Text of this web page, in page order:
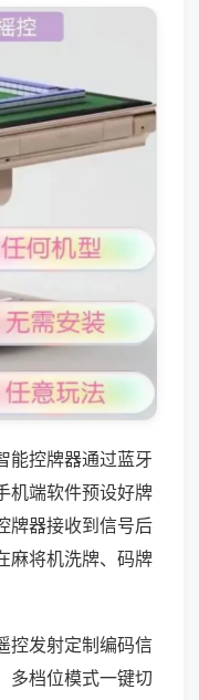
能控牌器通过蓝牙
机端软件预设好牌
牌器接收到信号后
麻将机洗牌、码牌
控发射定制编码信
多档位模式一键切